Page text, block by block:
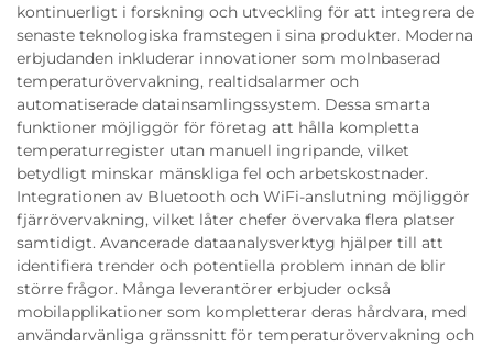
kontinuerligt i forskning och utveckling för att integrera de
senaste teknologiska framstegen i sina produkter. Moderna
erbjudanden inkluderar innovationer som molnbaserad
temperaturövervakning, realtidsalarmer och
automatiserade datainsamlingssystem. Dessa smarta
funktioner möjliggör för företag att hålla kompletta
temperaturregister utan manuell ingripande, vilket
betydligt minskar mänskliga fel och arbetskostnader.
Integrationen av Bluetooth och WiFi-anslutning möjliggör
fjärrövervakning, vilket låter chefer övervaka flera platser
samtidigt. Avancerade dataanalysverktyg hjälper till att
identifiera trender och potentiella problem innan de blir
större frågor. Många leverantörer erbjuder också
mobilapplikationer som kompletterar deras hårdvara, med
användarvänliga gränssnitt för temperaturövervakning och